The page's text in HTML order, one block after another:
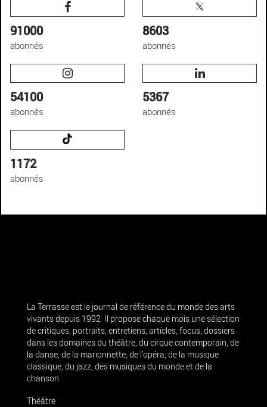
91000
abonnés
8603
abonnés
54100
abonnés
5367
abonnés
1172
abonnés
La Terrasse est le journal de référence du monde des arts
vivants depuis 1992. Il propose chaque mois une sélection
de critiques, portraits, entretiens, articles, focus, dossiers
dans les domaines du théâtre, du cirque contemporain, de
la danse, de la marionnette, de l’opéra, de la musique
classique, du jazz, des musiques du monde et de la
chanson.
Théâtre